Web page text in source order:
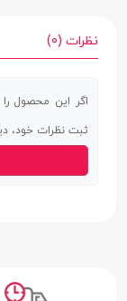
ساختار
ویژگی های خاص
نظرات (0)
اگر این محصول را
ثبت نظرات خود،